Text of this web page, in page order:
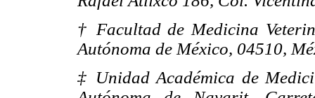
† Facultad de Medicina
Autónoma de México, 04510,
‡ Unidad Académica de